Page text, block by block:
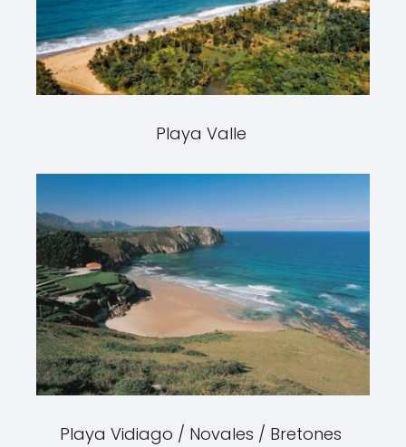
Playa Valle
Playa Vidiago / Novales / Bretones